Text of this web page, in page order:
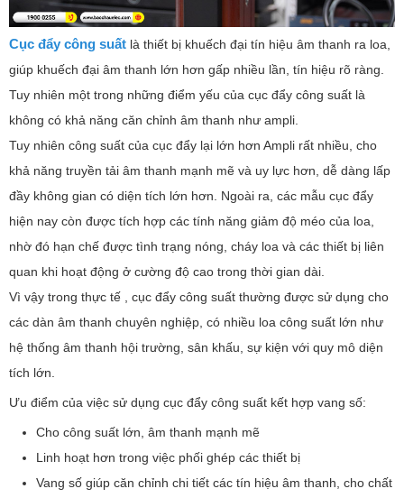
Cục đẩy công suất là thiết bị khuếch đại tín hiệu âm thanh ra loa,
giúp khuếch đại âm thanh lớn hơn gấp nhiều lần, tín hiệu rõ ràng.
Tuy nhiên một trong những điểm yếu của cục đẩy công suất là
không có khả năng căn chỉnh âm thanh như ampli.
Tuy nhiên công suất của cục đẩy lại lớn hơn Ampli rất nhiều, cho
khả năng truyền tải âm thanh mạnh mẽ và uy lực hơn, dễ dàng lấp
đầy không gian có diện tích lớn hơn. Ngoài ra, các mẫu cục đẩy
hiện nay còn được tích hợp các tính năng giảm độ méo của loa,
nhờ đó hạn chế được tình trạng nóng, cháy loa và các thiết bị liên
quan khi hoạt động ở cường độ cao trong thời gian dài.
Vì vậy trong thực tế , cục đẩy công suất thường được sử dụng cho
các dàn âm thanh chuyên nghiệp, có nhiều loa công suất lớn như
hệ thống âm thanh hội trường, sân khấu, sự kiện với quy mô diện
tích lớn.
Ưu điểm của việc sử dụng cục đẩy công suất kết hợp vang số:
Cho công suất lớn, âm thanh mạnh mẽ
Linh hoạt hơn trong việc phối ghép các thiết bị
Vang số giúp căn chỉnh chi tiết các tín hiệu âm thanh, cho chất